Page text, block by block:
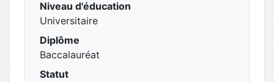
Niveau d'éducation
Universitaire
Diplôme
Baccalauréat
Statut